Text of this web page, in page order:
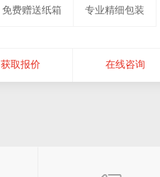
免费赠送纸箱 专业精细包装
获取报价 在线咨询